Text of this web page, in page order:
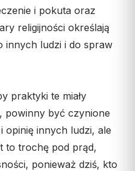
i pokuta oraz
religijności określają
innych ludzi i do spraw
praktyki te miały
powinny być czynione
opinię innych ludzi, ale
to trochę pod prąd,
ponieważ dziś, kto